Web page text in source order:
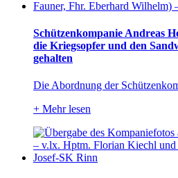
Schützenkompanie Andreas
die Kriegsopfer und den
gehalten
Die Abordnung der
+ Mehr lesen